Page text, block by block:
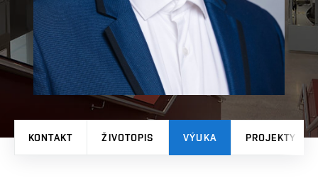
KONTAKT ŽIVOTOPIS VÝUKA PROJEKTY